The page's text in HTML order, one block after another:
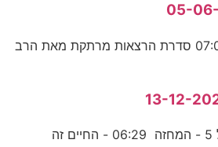
הרב זמיר כהן 06:00 - 07:00 סדרת הרצאות מרתקת מאת הרב